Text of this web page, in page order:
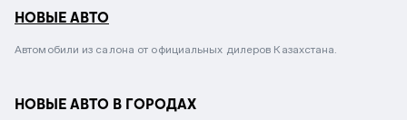
НОВЫЕ АВТО
Автомобили из салона от официальных дилеров Казахстана.
НОВЫЕ АВТО В ГОРОДАХ